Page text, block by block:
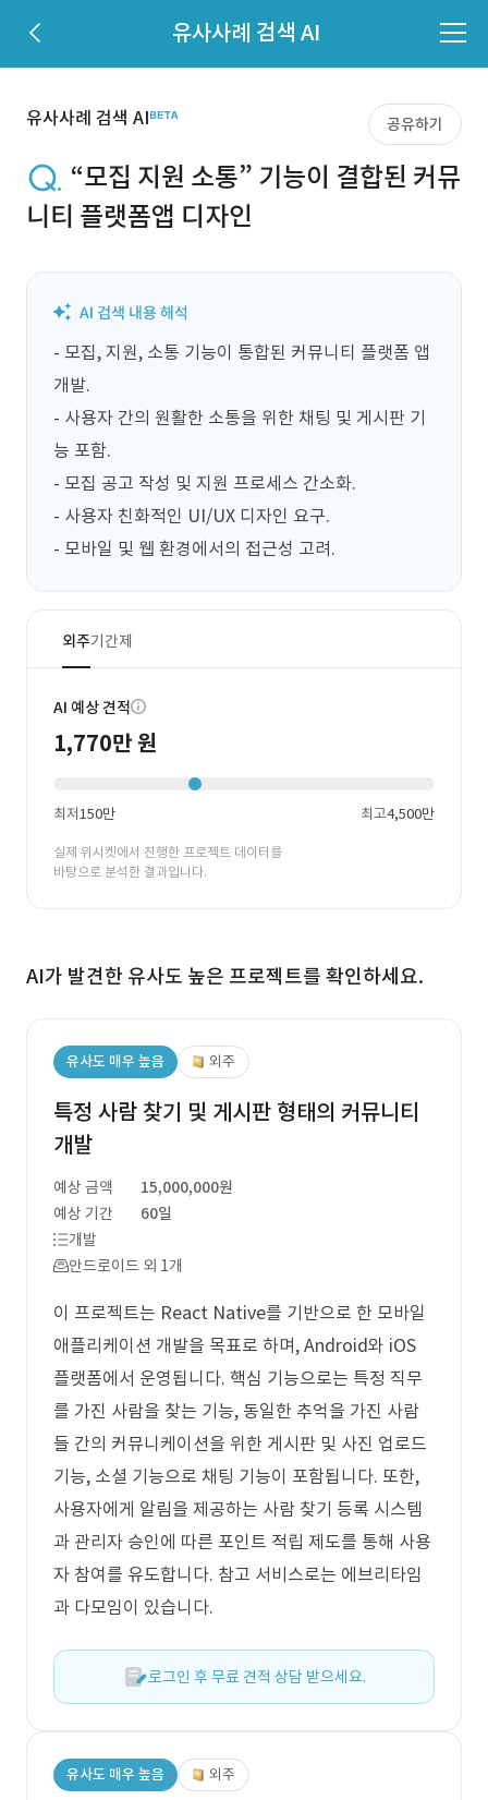
유사사례 검색 AI
유사사례 검색 AI 공유하기
“모집 지원 소통” 기능이 결합된 커뮤
니티 플랫폼앱 디자인
- 모집, 지원, 소통 기능이 통합된 커뮤니티 플랫폼 앱
개발.
- 사용자 간의 원활한 소통을 위한 채팅 및 게시판 기
능 포함.
- 모집 공고 작성 및 지원 프로세스 간소화.
- 사용자 친화적인 UI/UX 디자인 요구.
- 모바일 및 웹 환경에서의 접근성 고려.
외주기간제
AI 예상 견적
1,770만 원
최저150만 최고4,500만
실제 위시켓에서 진행한 프로젝트 데이터를
바탕으로 분석한 결과입니다.
AI가 발견한 유사도 높은 프로젝트를 확인하세요.
유사도 매우 높음 외주
특정 사람 찾기 및 게시판 형태의 커뮤니티
개발
예상 금액
15,000,000원
예상 기간
60일
개발
안드로이드 외 1개
이 프로젝트는 React Native를 기반으로 한 모바일
애플리케이션 개발을 목표로 하며, Android와 iOS
플랫폼에서 운영됩니다. 핵심 기능으로는 특정 직무
를 가진 사람을 찾는 기능, 동일한 추억을 가진 사람
들 간의 커뮤니케이션을 위한 게시판 및 사진 업로드
기능, 소셜 기능으로 채팅 기능이 포함됩니다. 또한,
사용자에게 알림을 제공하는 사람 찾기 등록 시스템
과 관리자 승인에 따른 포인트 적립 제도를 통해 사용
자 참여를 유도합니다. 참고 서비스로는 에브리타임
과 다모임이 있습니다.
로그인 후 무료 견적 상담 받으세요.
유사도 매우 높음 외주